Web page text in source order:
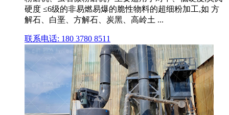
硬度 ≤6级的非易燃易爆的脆性物料的超细粉加工,如 方
解石、白垩、方解石、炭黑、高岭土 ...
联系电话: 180 3780 8511